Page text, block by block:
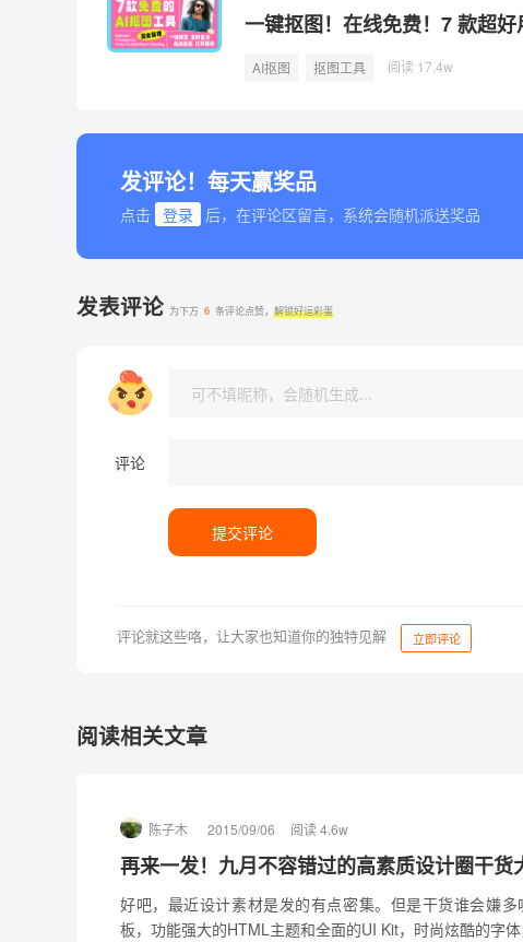
一键抠图！在线免费！7 款超
AI抠图 抠图工具 阅读 17.4w
发评论！每天赢奖品
点击 登录 后，在评论区留言，系统会随机派送奖品
发表评论 为下方 6 条评论点赞， 解锁好运彩蛋
评论
提交评论
评论就这些咯，让大家也知道你的独特见解 立即评论
阅读相关文章
陈子木 2015/09/06 阅读 4.6w
再来一发！九月不容错过的高素质设计圈干货
好吧，最近设计素材是发的有点密集。但是干货谁会嫌
板，功能强大的HTML主题和全面的UI Kit，时尚炫酷的字